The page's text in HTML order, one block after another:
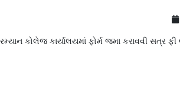
કોલેજ કાર્યાલયમાં ફોર્મ જમા કરાવવી સત્ર ફી